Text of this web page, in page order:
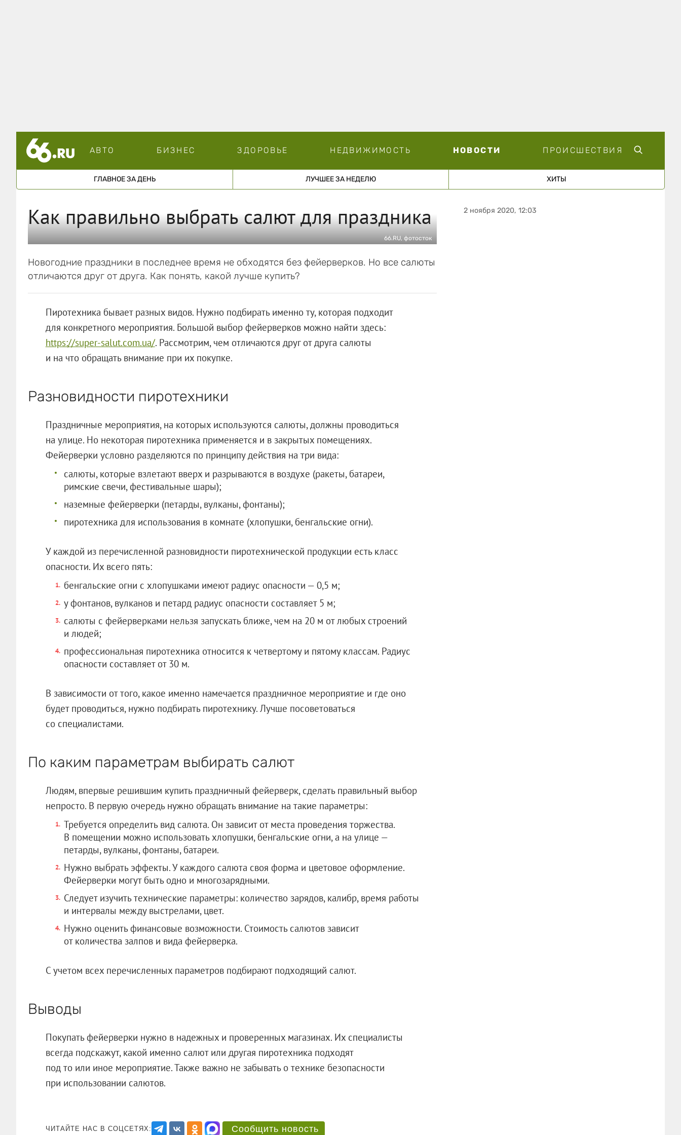
АВТО БИЗНЕС ЗДОРОВЬЕ НЕДВИЖИМОСТЬ НОВОСТИ ПРОИСШЕСТВИЯ
ГЛАВНОЕ ЗА ДЕНЬ ЛУЧШЕЕ ЗА НЕДЕЛЮ ХИТЫ
Как правильно выбрать салют для праздника
66.RU, фотосток
Новогодние праздники в последнее время не обходятся без фейерверков. Но все салюты
отличаются друг от друга. Как понять, какой лучше купить?
Пиротехника бывает разных видов. Нужно подбирать именно ту, которая подходит
для конкретного мероприятия. Большой выбор фейерверков можно найти здесь:
https://super-salut.com.ua/. Рассмотрим, чем отличаются друг от друга салюты
и на что обращать внимание при их покупке.
Разновидности пиротехники
Праздничные мероприятия, на которых используются салюты, должны проводиться
на улице. Но некоторая пиротехника применяется и в закрытых помещениях.
Фейерверки условно разделяются по принципу действия на три вида:
салюты, которые взлетают вверх и разрываются в воздухе (ракеты, батареи,
римские свечи, фестивальные шары);
наземные фейерверки (петарды, вулканы, фонтаны);
пиротехника для использования в комнате (хлопушки, бенгальские огни).
У каждой из перечисленной разновидности пиротехнической продукции есть класс
опасности. Их всего пять:
бенгальские огни с хлопушками имеют радиус опасности — 0,5 м;
у фонтанов, вулканов и петард радиус опасности составляет 5 м;
салюты с фейерверками нельзя запускать ближе, чем на 20 м от любых строений
и людей;
профессиональная пиротехника относится к четвертому и пятому классам. Радиус
опасности составляет от 30 м.
В зависимости от того, какое именно намечается праздничное мероприятие и где оно
будет проводиться, нужно подбирать пиротехнику. Лучше посоветоваться
со специалистами.
По каким параметрам выбирать салют
Людям, впервые решившим купить праздничный фейерверк, сделать правильный выбор
непросто. В первую очередь нужно обращать внимание на такие параметры:
Требуется определить вид салюта. Он зависит от места проведения торжества.
В помещении можно использовать хлопушки, бенгальские огни, а на улице —
петарды, вулканы, фонтаны, батареи.
Нужно выбрать эффекты. У каждого салюта своя форма и цветовое оформление.
Фейерверки могут быть одно и многозарядными.
Следует изучить технические параметры: количество зарядов, калибр, время работы
и интервалы между выстрелами, цвет.
Нужно оценить финансовые возможности. Стоимость салютов зависит
от количества залпов и вида фейерверка.
С учетом всех перечисленных параметров подбирают подходящий салют.
Выводы
Покупать фейерверки нужно в надежных и проверенных магазинах. Их специалисты
всегда подскажут, какой именно салют или другая пиротехника подходят
под то или иное мероприятие. Также важно не забывать о технике безопасности
при использовании салютов.
ЧИТАЙТЕ НАС В СОЦСЕТЯХ: Сообщить новость
2 ноября 2020, 12:03